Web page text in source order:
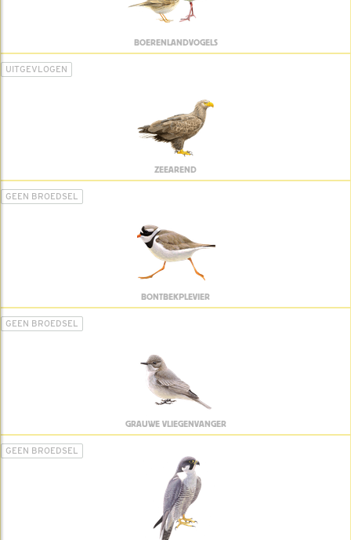
BOERENLANDVOGELS
UITGEVLOGEN
ZEEAREND
GEEN BROEDSEL
BONTBEKPLEVIER
GEEN BROEDSEL
GRAUWE VLIEGENVANGER
GEEN BROEDSEL